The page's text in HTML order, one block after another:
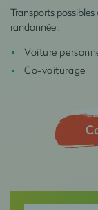
Transports
randonnée :
Voiture
Co-voiturage